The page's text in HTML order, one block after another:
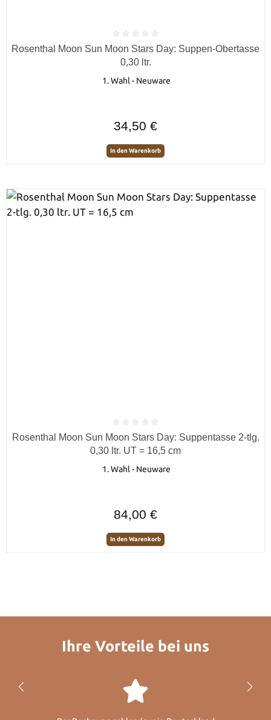
Durchschnittliche Bewertung von 0 von 5 Sternen
Rosenthal Moon Sun Moon Stars Day: Suppen-Obertasse
0,30 ltr.
1. Wahl - Neuware
34,50 €
In den Warenkorb
Durchschnittliche Bewertung von 0 von 5 Sternen
Rosenthal Moon Sun Moon Stars Day: Suppentasse 2-tlg.
0,30 ltr. UT = 16,5 cm
1. Wahl - Neuware
84,00 €
In den Warenkorb
Ihre Vorteile bei uns